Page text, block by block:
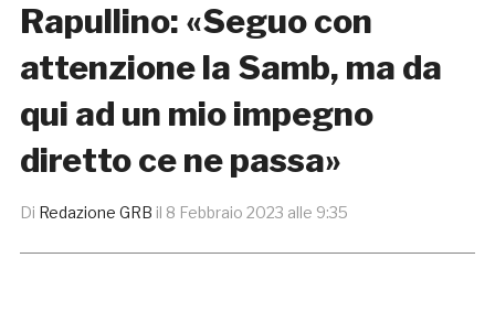
Rapullino: «Seguo con
attenzione la Samb, ma da
qui ad un mio impegno
diretto ce ne passa»
Di Redazione GRB il 8 Febbraio 2023 alle 9:35